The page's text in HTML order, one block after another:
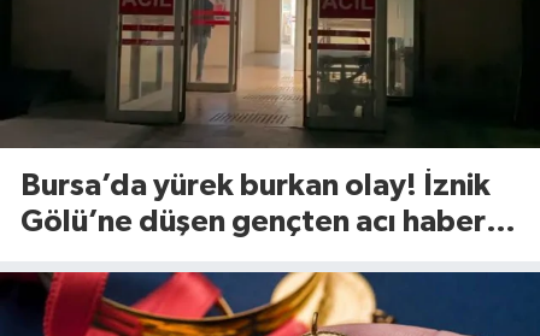
Bursa’da yürek burkan olay! İznik
Gölü’ne düşen gençten acı haber